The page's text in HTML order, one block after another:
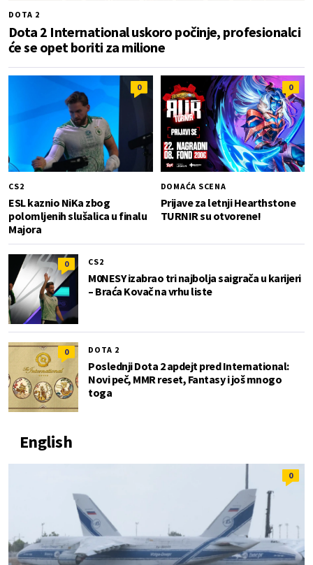
DOTA 2
Dota 2 International uskoro počinje, profesionalci
će se opet boriti za milione
0
CS2
ESL kaznio NiKa zbog
polomljenih slušalica u finalu
Majora
0
DOMAĆA SCENA
Prijave za letnji Hearthstone
TURNIR su otvorene!
0 CS2
M0NESY izabrao tri najbolja saigrača u karijeri
– Braća Kovač na vrhu liste
0 DOTA 2
Poslednji Dota 2 apdejt pred International:
Novi peč, MMR reset, Fantasy i još mnogo
toga
English
0